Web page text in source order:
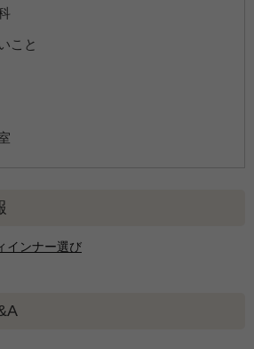
こと
インナー選び